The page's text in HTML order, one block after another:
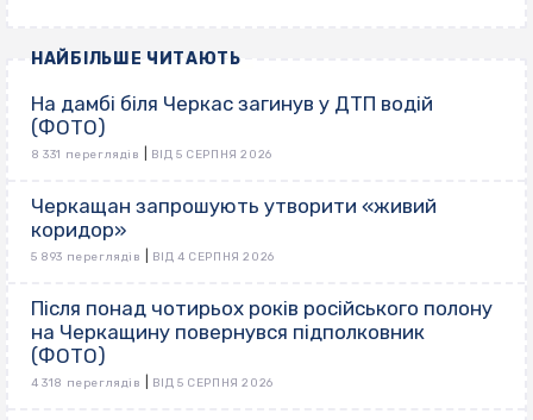
НАЙБІЛЬШЕ ЧИТАЮТЬ
На дамбі біля Черкас загинув у ДТП водій
(ФОТО)
8 331 переглядів ВІД 5 СЕРПНЯ 2026
Черкащан запрошують утворити «живий
коридор»
5 893 переглядів ВІД 4 СЕРПНЯ 2026
Після понад чотирьох років російського полону
на Черкащину повернувся підполковник
(ФОТО)
4 318 переглядів ВІД 5 СЕРПНЯ 2026